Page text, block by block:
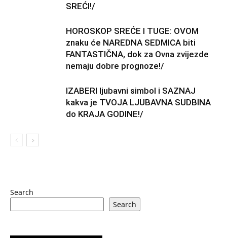
SREĆI!/
HOROSKOP SREĆE I TUGE: OVOM
znaku će NAREDNA SEDMICA biti
FANTASTIČNA, dok za Ovna zvijezde
nemaju dobre prognoze!/
IZABERI ljubavni simbol i SAZNAJ
kakva je TVOJA LJUBAVNA SUDBINA
do KRAJA GODINE!/
Search
Search